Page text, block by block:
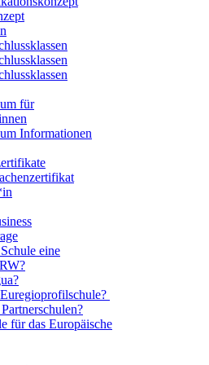
für
Informationen
eine
für das Europäische